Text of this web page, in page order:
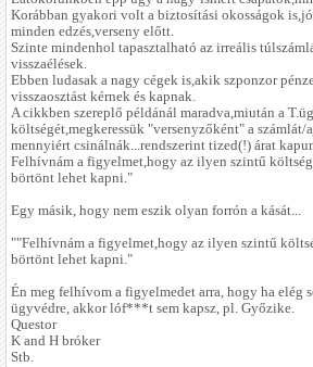
Korábban gyakori volt a biztosítási okosságok
minden edzés,verseny előtt.
Szinte mindenhol tapasztalható az irreális
visszaélések.
Ebben ludasak a nagy cégek is,akik szponzor
visszaosztást kérnek és kapnak.
A cikkben szereplő példánál maradva,miután a
költségét,megkeressük "versenyzőként" a
mennyiért csinálnák...rendszerint tized(!) árat
Felhívnám a figyelmet,hogy az ilyen szintű
börtönt lehet kapni."
Egy másik, hogy nem eszik olyan forrón a kását...
""Felhívnám a figyelmet,hogy az ilyen szintű
börtönt lehet kapni."
Én meg felhívom a figyelmedet arra, hogy ha elég
ügyvédre, akkor lóf***t sem kapsz, pl. Győzike.
Questor
K and H bróker
Stb.